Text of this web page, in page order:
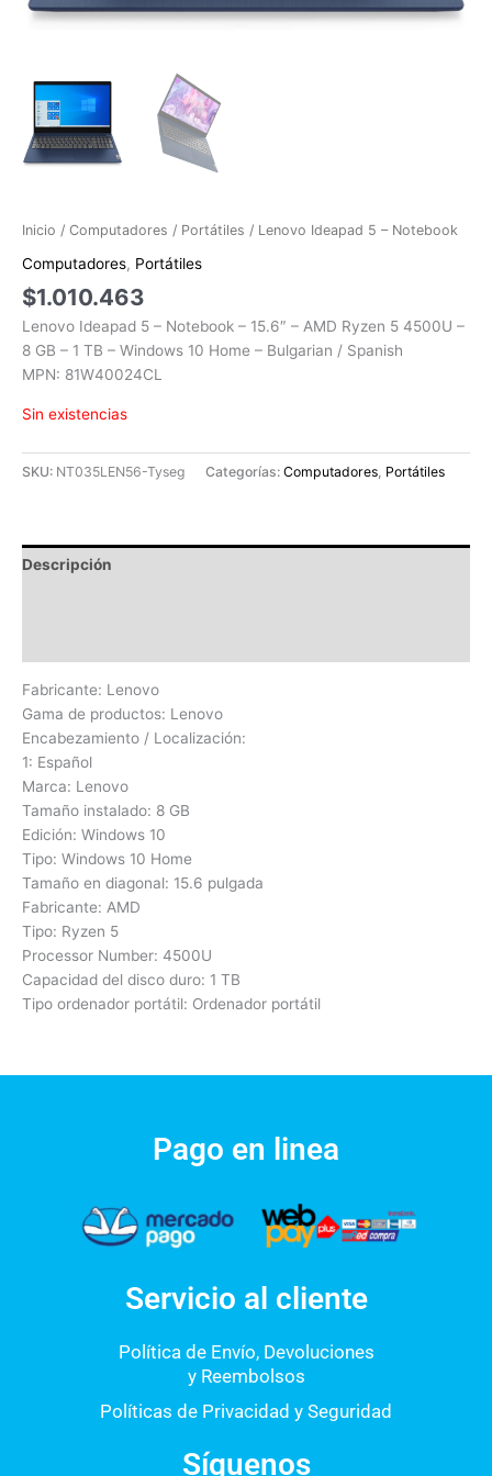
Inicio / Computadores / Portátiles / Lenovo Ideapad 5 – Notebook
Computadores, Portátiles
$1.010.463
Lenovo Ideapad 5 – Notebook – 15.6″ – AMD Ryzen 5 4500U –
8 GB – 1 TB – Windows 10 Home – Bulgarian / Spanish
MPN: 81W40024CL
Sin existencias
SKU: NT035LEN56-Tyseg Categorías: Computadores, Portátiles
Descripción
Fabricante: Lenovo
Gama de productos: Lenovo
Encabezamiento / Localización:
1: Español
Marca: Lenovo
Tamaño instalado: 8 GB
Edición: Windows 10
Tipo: Windows 10 Home
Tamaño en diagonal: 15.6 pulgada
Fabricante: AMD
Tipo: Ryzen 5
Processor Number: 4500U
Capacidad del disco duro: 1 TB
Tipo ordenador portátil: Ordenador portátil
Pago en linea
Servicio al cliente
Política de Envío, Devoluciones
y Reembolsos
Políticas de Privacidad y Seguridad
Síguenos